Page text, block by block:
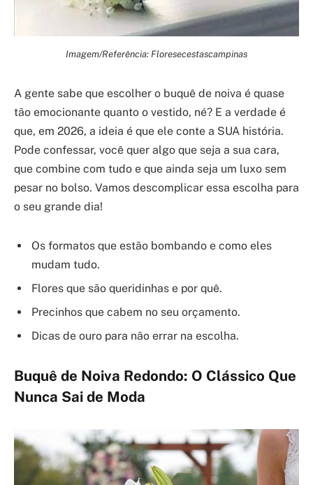
Imagem/Referência: Floresecestascampinas
A gente sabe que escolher o buquê de noiva é quase
tão emocionante quanto o vestido, né? E a verdade é
que, em 2026, a ideia é que ele conte a SUA história.
Pode confessar, você quer algo que seja a sua cara,
que combine com tudo e que ainda seja um luxo sem
pesar no bolso. Vamos descomplicar essa escolha para
o seu grande dia!
Os formatos que estão bombando e como eles
mudam tudo.
Flores que são queridinhas e por quê.
Precinhos que cabem no seu orçamento.
Dicas de ouro para não errar na escolha.
Buquê de Noiva Redondo: O Clássico Que
Nunca Sai de Moda